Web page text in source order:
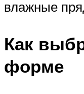
влажные
Как
форме